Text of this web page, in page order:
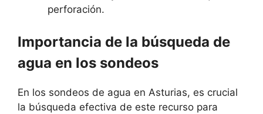
perforación.
Importancia de la búsqueda de
agua en los sondeos
En los sondeos de agua en Asturias, es crucial
la búsqueda efectiva de este recurso para